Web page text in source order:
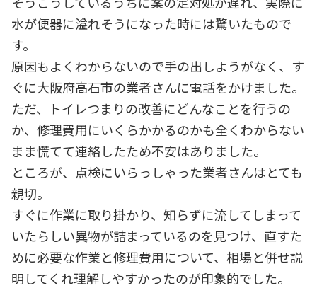
水が便器に溢れそうになった時には驚いたもので
す。
原因もよくわからないので手の出しようがなく、す
ぐに大阪府高石市の業者さんに電話をかけました。
ただ、トイレつまりの改善にどんなことを行うの
か、修理費用にいくらかかるのかも全くわからない
まま慌てて連絡したため不安はありました。
ところが、点検にいらっしゃった業者さんはとても
親切。
すぐに作業に取り掛かり、知らずに流してしまって
いたらしい異物が詰まっているのを見つけ、直すた
めに必要な作業と修理費用について、相場と併せ説
明してくれ理解しやすかったのが印象的でした。